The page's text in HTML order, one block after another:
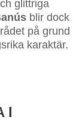
glittriga
blir dock
på grund
karaktär.
I